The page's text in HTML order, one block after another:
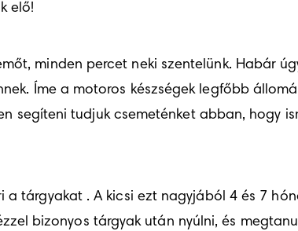
elő!
minden percet neki szentelünk. Habár
Íme a motoros készségek legfőbb
segíteni tudjuk csemeténket abban, hogy
tárgyakat . A kicsi ezt nagyjából 4 és 7
bizonyos tárgyak után nyúlni, és